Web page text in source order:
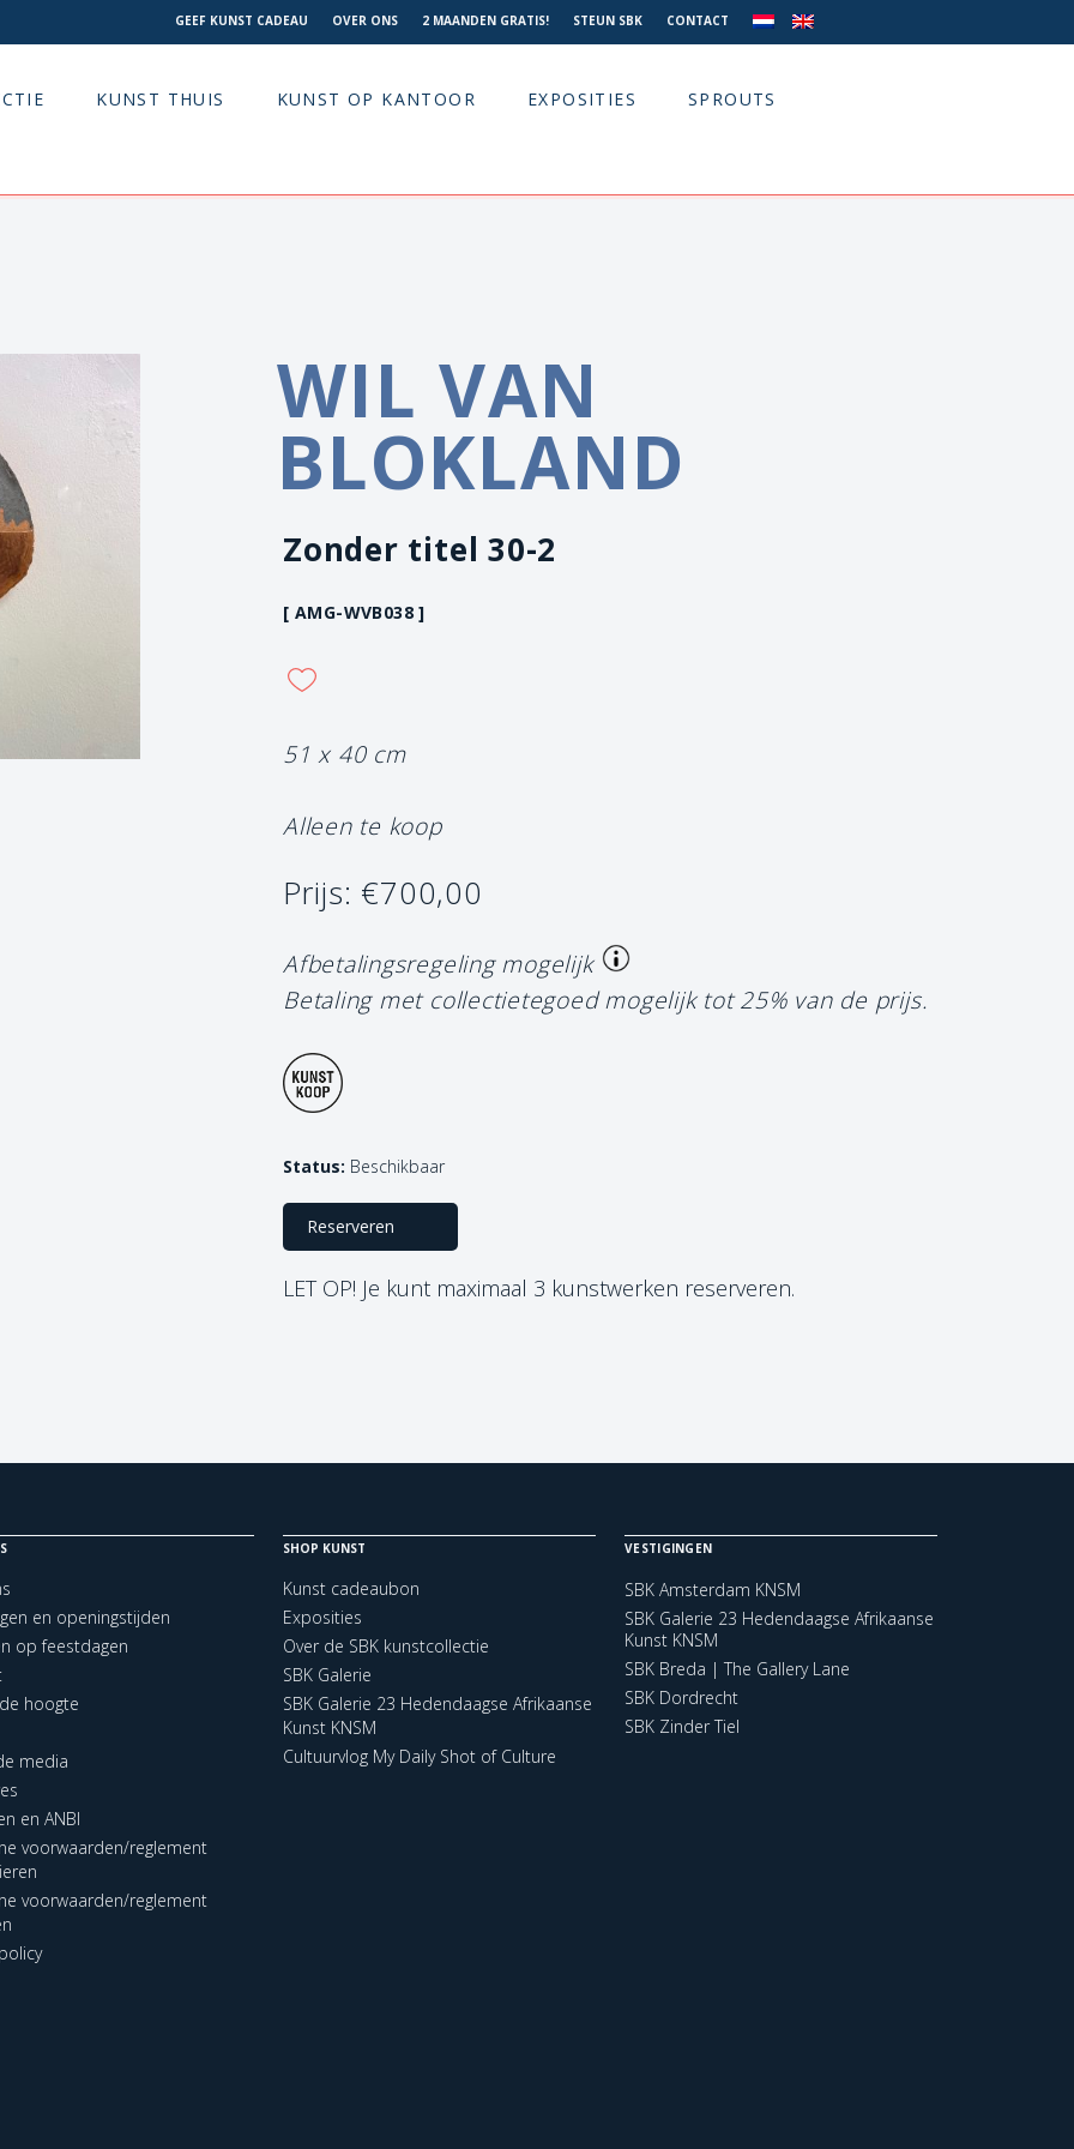
GEEF KUNST CADEAU OVER ONS 2 MAANDEN GRATIS! STEUN SBK CONTACT
KUNST THUIS KUNST OP KANTOOR EXPOSITIES SPROUTS
WIL VAN
BLOKLAND
Zonder titel 30-2
[ AMG-WVB038 ]
51 x 40 cm
Alleen te koop
Prijs: €700,00
Afbetalingsregeling mogelijk
Betaling met collectietegoed mogelijk tot 25% van de prijs.
Status: Beschikbaar
Reserveren
LET OP! Je kunt maximaal 3 kunstwerken reserveren.
en openingstijden
op feestdagen
hoogte
media
en ANBI
voorwaarden/reglement
voorwaarden/reglement
SHOP KUNST
Kunst cadeaubon
Exposities
Over de SBK kunstcollectie
SBK Galerie
SBK Galerie 23 Hedendaagse Afrikaanse
Kunst KNSM
Cultuurvlog My Daily Shot of Culture
VESTIGINGEN
SBK Amsterdam KNSM
SBK Galerie 23 Hedendaagse Afrikaanse
Kunst KNSM
SBK Breda | The Gallery Lane
SBK Dordrecht
SBK Zinder Tiel